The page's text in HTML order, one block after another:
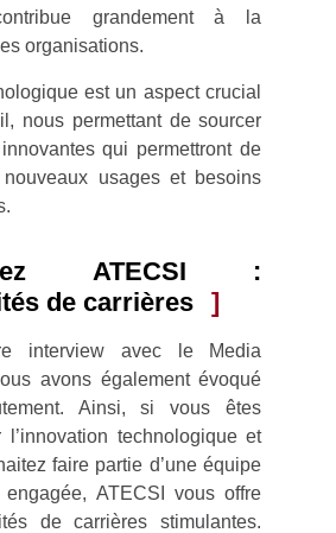
grandement à la
organisations.
est un aspect crucial
nous permettant de sourcer
qui permettront de
usages et besoins
ATECSI :
de carrières
interview avec le Media
avons également évoqué
Ainsi, si vous êtes
l’innovation technologique et
faire partie d’une équipe
ATECSI vous offre
de carrières stimulantes.